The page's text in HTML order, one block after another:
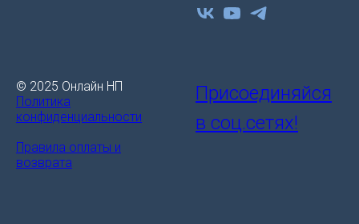
© 2025 Онлайн НП
Политика
конфиденциальности
Правила оплаты и
возврата
Присоединяйся
в соц.сетях!